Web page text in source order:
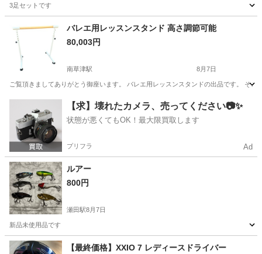
3足セットです
ソフトボール シューズ
バレエ用レッスンスタンド 高さ調節可能
80,003円
南草津駅 8月7日
ご覧頂きましてありがとう御座います。 バレエ用レッスンスタンドの出品です。 そ
南草津駅 フィットネス、トレーニング
【求】壊れたカメラ、売ってください📷✨
状態が悪くてもOK！最大限買取します
プリフラ Ad
ルアー
800円
瀬田駅8月7日
新品未使用品です
滋賀 大津市 瀬田駅 スポーツ
【最終価格】XXIO 7 レディースドライバー